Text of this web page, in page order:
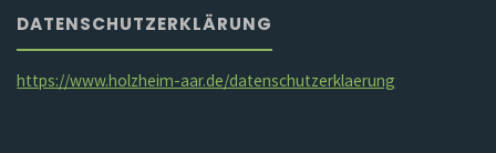
DATENSCHUTZERKLÄRUNG
https://www.holzheim-aar.de/datenschutzerklaerung